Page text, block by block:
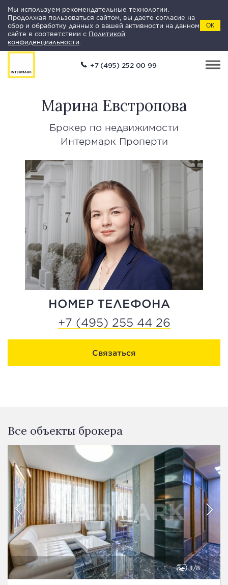
Мы используем рекомендательные технологии.
Продолжая пользоваться сайтом, вы даете согласие на
сбор и обработку данных о вашей активности на данном
сайте в соответствии с Политикой
конфиденциальности
ОК
+7 (495) 252 00 99
Марина Евстропова
Брокер по недвижимости
Интермарк Проперти
НОМЕР ТЕЛЕФОНА
+7 (495) 255 44 26
Связаться
Все объекты брокера
1 8